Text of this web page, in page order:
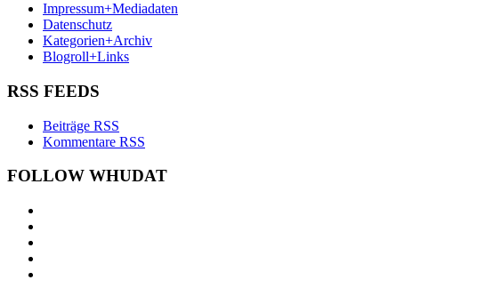
Impressum+Mediadaten
Datenschutz
Kategorien+Archiv
Blogroll+Links
RSS FEEDS
Beiträge RSS
Kommentare RSS
FOLLOW WHUDAT